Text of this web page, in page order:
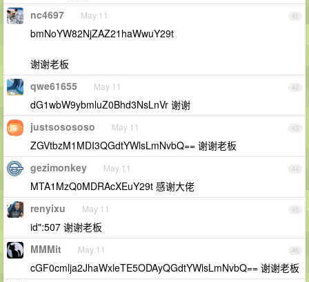
41
nc4697 May 11
bmNoYW82NjZAZ21haWwuY29t
谢谢老板
42
qwe61655 May 11
dG1wbW9ybmluZ0Bhd3NsLnVr 谢谢
43
justsosososo May 11
ZGVtbzM1MDI3QGdtYWlsLmNvbQ== 谢谢老板
44
gezimonkey May 11
MTA1MzQ0MDRAcXEuY29t 感谢大佬
45
renyixu May 11
id":507 谢谢老板
46
MMMit May 11
cGF0cmlja2JhaWxleTE5ODAyQGdtYWlsLmNvbQ== 谢谢老板